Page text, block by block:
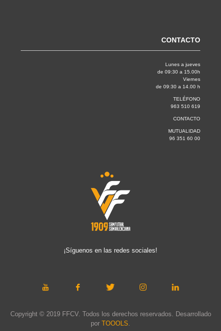
CONTACTO
Lunes a jueves
de 09:30 a 15.00h
Viernes
de 09:30 a 14.00 h
TELÉFONO
963 510 619
CONTACTO
MUTUALIDAD
96 351 60 00
¡Síguenos en las redes sociales!
Copyright © 2019 FFCV. Todos los derechos reservados. Desarrollado
por TOOOLS